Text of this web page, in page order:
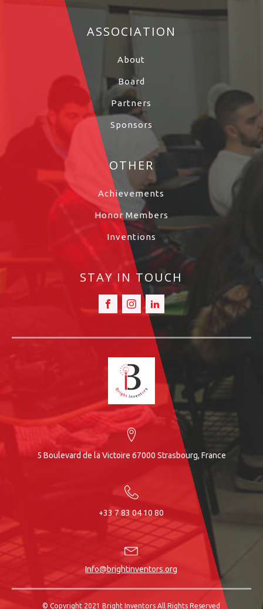
ASSOCIATION
About
Board
Partners
Sponsors
OTHER
Achievements
Honor Members
Inventions
STAY IN TOUCH
5 Boulevard de la Victoire 67000 Strasbourg, France
+33 7 83 04 10 80
Info@brightinventors.org
© Copyright 2021 Bright Inventors All Rights Reserved